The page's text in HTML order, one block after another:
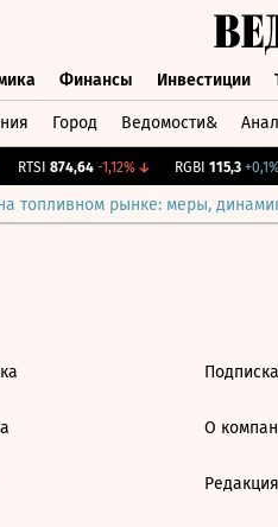
Финансы Инвестиции
Город Ведомости&
RTSI 874,64 -1,12%↓ RGBI 115,3 +0,1%
топливном рынке: меры,
О
Редакция